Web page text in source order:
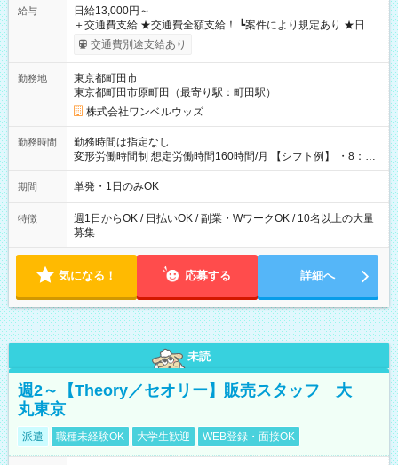
給与
日給13,000円～
＋交通費支給 ★交通費全額支給！ ┗案件により規定あり ★日払
いOK！（規定あり） ┗働いたその日に現金GET♪ お仕事後はコ
ンビニATMから 日払い分を引き落とせます！ 【試用期間】試
交通費別途支給あり
勤務地
東京都町田市
東京都町田市原町田（最寄り駅：町田駅）
株式会社ワンベルウッズ
勤務時間
勤務時間は指定なし
変形労働時間制 想定労働時間160時間/月 【シフト例】 ・8：00
～21：00
期間 単発・1日のみOK
特徴
週1日からOK / 日払いOK / 副業・WワークOK / 10名以上の大量
募集
気になる！ 応募する 詳細へ
未読
週2～【Theory／セオリー】販売スタッフ 大
丸東京
派遣 職種未経験OK 大学生歓迎 WEB登録・面接OK